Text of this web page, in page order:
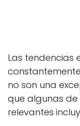
Las tendencias
no son una
que algunas
relevantes